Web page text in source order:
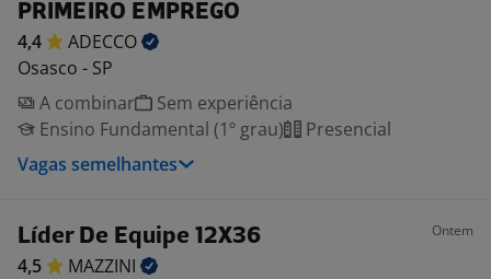
PRIMEIRO EMPREGO
4,4
ADECCO
Osasco - SP
A combinar
Sem experiência
Ensino Fundamental (1º grau)
Presencial
Vagas semelhantes
Líder De Equipe 12X36 Ontem
4,5
MAZZINI